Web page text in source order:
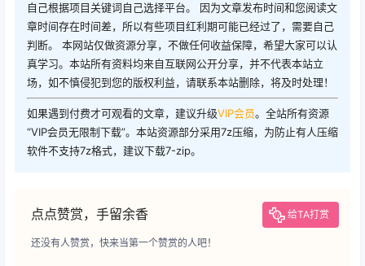
自己根据项目关键词自己选择平台。 因为文章发布时间和您阅读文
章时间存在时间差，所以有些项目红利期可能已经过了，需要自己
判断。 本网站仅做资源分享，不做任何收益保障，希望大家可以认
真学习。本站所有资料均来自互联网公开分享，并不代表本站立
场，如不慎侵犯到您的版权利益，请联系本站删除，将及时处理！
如果遇到付费才可观看的文章，建议升级VIP会员。全站所有资源
“VIP会员无限制下载”。本站资源部分采用7z压缩，为防止有人压缩
软件不支持7z格式，建议下载7-zip。
点点赞赏，手留余香 给TA打赏
还没有人赞赏，快来当第一个赞赏的人吧！